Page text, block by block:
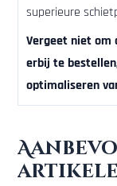
superieure
Vergeet niet
erbij te
optimaliseren